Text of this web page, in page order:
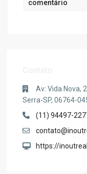
comentário
Av: Vida Nova,
Serra-SP, 06764-
(11) 94497-
https://